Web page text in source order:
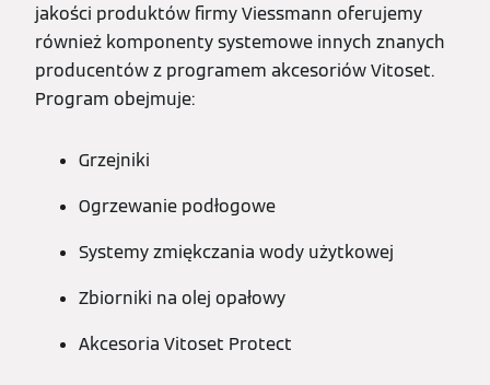
jakości produktów firmy Viessmann oferujemy
również komponenty systemowe innych znanych
producentów z programem akcesoriów Vitoset.
Program obejmuje:
Grzejniki
Ogrzewanie podłogowe
Systemy zmiękczania wody użytkowej
Zbiorniki na olej opałowy
Akcesoria Vitoset Protect